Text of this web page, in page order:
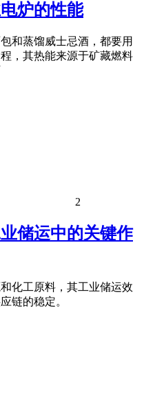
炉的性能
蒸馏威士忌酒，都要用
，其热能来源于矿藏燃料
2
储运中的关键作
化工原料，其工业储运效
链的稳定。